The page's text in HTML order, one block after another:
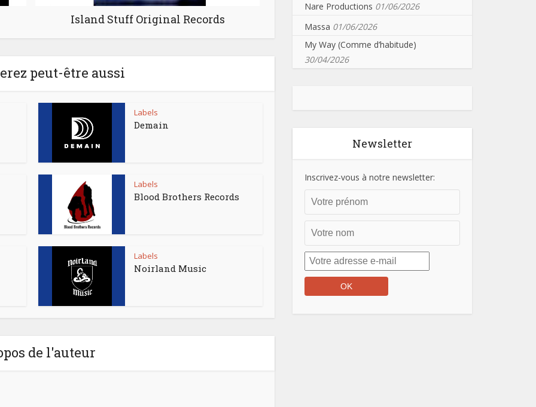
Island Stuff Original Records
peut-être aussi
Labels
Demain
Labels
Blood Brothers Records
Labels
Noirland Music
de l'auteur
Nare Productions 01/06/2026
Massa 01/06/2026
My Way (Comme d’habitude)
30/04/2026
Newsletter
Inscrivez-vous à notre newsletter: